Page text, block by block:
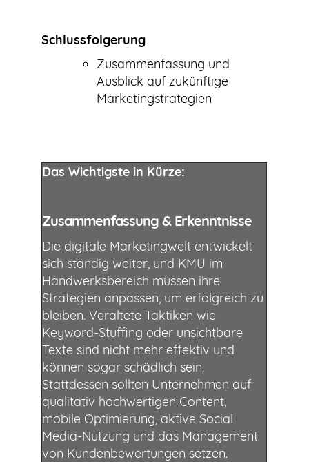
Schlussfolgerung
Zusammenfassung und
Ausblick auf zukünftige
Marketingstrategien
Das Wichtigste in Kürze:
Zusammenfassung & Erkenntnisse
Die digitale Marketingwelt entwickelt
sich ständig weiter, und KMU im
Handwerksbereich müssen ihre
Strategien anpassen, um erfolgreich zu
bleiben. Veraltete Taktiken wie
Keyword-Stuffing oder unsichtbare
Texte sind nicht mehr effektiv und
können sogar schädlich sein.
Stattdessen sollten Unternehmen auf
qualitativ hochwertigen Content,
mobile Optimierung, aktive Social
Media-Nutzung und das Management
von Kundenbewertungen setzen.